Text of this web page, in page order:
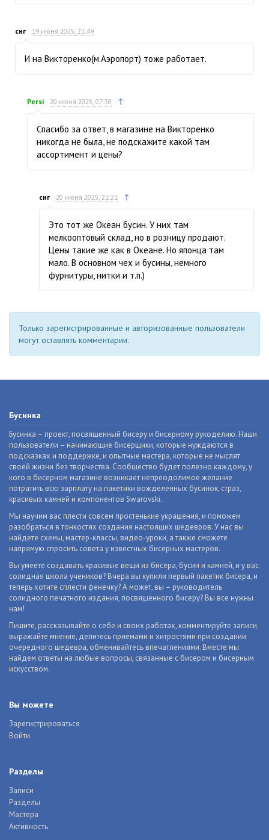
снг 19 июня 2025, 21:49
И на Викторенко(м.Аэропорт) тоже работает.
Persi 20 июня 2025, 07:30 ↑
Спасибо за ответ, в магазине на Викторенко
никогда не была, не подскажите какой там
ассортимент и цены?
снг 20 июня 2025, 21:21 ↑
Это тот же Океан бусин. У них там
мелкооптовый склад, но в розницу продают.
Цены такие же как в Океане. Но японца там
мало. В основном чех и бусины, немного
фурнитуры, нитки и т.п.)
Только зарегистрированные и авторизованные пользователи
могут оставлять комментарии.
Бусинка
Бусинка – проект, посвященный бисеру и бисерному рукоделию. Наши
пользователи – начинающие бисерщики, которые нуждаются в
подсказках и поддержке, и опытные мастера, которые не мыслят
своей жизни без творчества. Сообщество будет полезно каждому, у
кого в бисерном магазине возникает непреодолимое желание
потратить всю зарплату на пакетики вожделенных бусинок, страз,
красивых камней и компонентов Swarovski.
Мы научим вас плести совсем простенькие украшения, и поможем
разобраться в тонкостях создания настоящих шедевров. У нас вы
найдете схемы, мастер-классы, видео-уроки, а также сможете
напрямую спросить совета у известных бисерных мастеров.
Вы умеете создавать красивые вещи из бисера, бусин и камней, и у вас
солидная школа учеников? Вчера вы купили первый пакетик бисера, и
теперь хотите сплести фенечку? А может, вы – руководитель
солидного печатного издания, посвященного бисеру? Вы все нужны
нам!
Пишите, рассказывайте о себе и своих работах, комментируйте записи,
выражайте мнение, делитесь приемами и хитростями при создании
очередного шедевра, обменивайтесь впечатлениями. Вместе мы
найдем ответы на любые вопросы, связанные с бисером и бисерным
искусством.
Вы можете
Зарегистрироваться
Войти
Разделы
Записи
Разделы
Мастера
Активность